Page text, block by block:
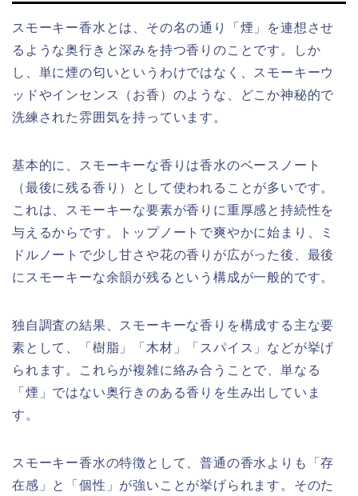
スモーキー香水とは、その名の通り「煙」を連想させ
るような奥行きと深みを持つ香りのことです。しか
し、単に煙の匂いというわけではなく、スモーキーウ
ッドやインセンス（お香）のような、どこか神秘的で
洗練された雰囲気を持っています。
基本的に、スモーキーな香りは香水のベースノート
（最後に残る香り）として使われることが多いです。
これは、スモーキーな要素が香りに重厚感と持続性を
与えるからです。トップノートで爽やかに始まり、ミ
ドルノートで少し甘さや花の香りが広がった後、最後
にスモーキーな余韻が残るという構成が一般的です。
独自調査の結果、スモーキーな香りを構成する主な要
素として、「樹脂」「木材」「スパイス」などが挙げ
られます。これらが複雑に絡み合うことで、単なる
「煙」ではない奥行きのある香りを生み出していま
す。
スモーキー香水の特徴として、普通の香水よりも「存
在感」と「個性」が強いことが挙げられます。そのた